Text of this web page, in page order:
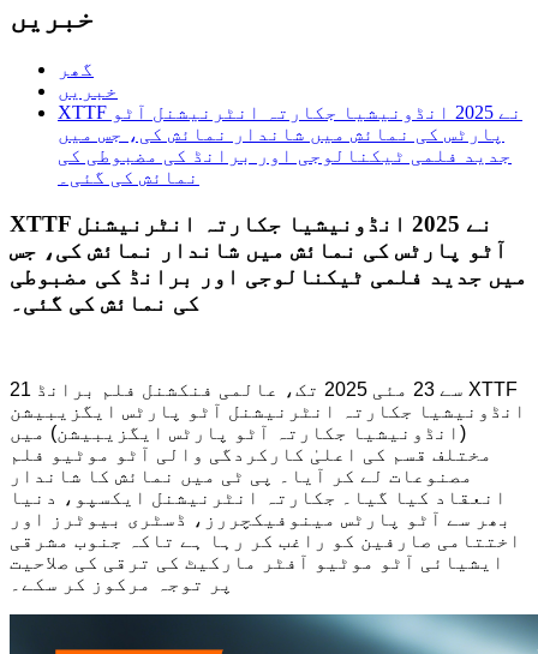
خبریں
گھر
خبریں
XTTF نے 2025 انڈونیشیا جکارتہ انٹرنیشنل آٹو
پارٹس کی نمائش میں شاندار نمائش کی، جس میں
جدید فلمی ٹیکنالوجی اور برانڈ کی مضبوطی کی
نمائش کی گئی۔
XTTF نے 2025 انڈونیشیا جکارتہ انٹرنیشنل
آٹو پارٹس کی نمائش میں شاندار نمائش کی، جس
میں جدید فلمی ٹیکنالوجی اور برانڈ کی مضبوطی
کی نمائش کی گئی۔
21 سے 23 مئی 2025 تک، عالمی فنکشنل فلم برانڈ XTTF
انڈونیشیا جکارتہ انٹرنیشنل آٹو پارٹس ایگزیبیشن
(انڈونیشیا جکارتہ آٹو پارٹس ایگزیبیشن) میں
مختلف قسم کی اعلیٰ کارکردگی والی آٹو موٹیو فلم
مصنوعات لے کر آیا۔ پی ٹی میں نمائش کا شاندار
انعقاد کیا گیا۔ جکارتہ انٹرنیشنل ایکسپو، دنیا
بھر سے آٹو پارٹس مینوفیکچررز، ڈسٹری بیوٹرز اور
اختتامی صارفین کو راغب کر رہا ہے تاکہ جنوب مشرقی
ایشیائی آٹو موٹیو آفٹر مارکیٹ کی ترقی کی صلاحیت
پر توجہ مرکوز کر سکے۔